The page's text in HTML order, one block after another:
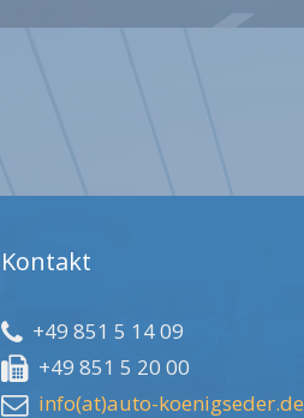
Kontakt
+49 851 5 14 09
+49 851 5 20 00
info(at)auto-koenigseder.de